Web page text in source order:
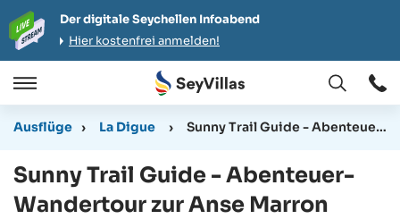
Der digitale Seychellen Infoabend
Hier kostenfrei anmelden!
Schließen
Öffnen
Ausflüge › La Digue › Sunny Trail Guide - Abenteuer-Wandertour zur Anse Marron
Sunny Trail Guide - Abenteuer-
Wandertour zur Anse Marron